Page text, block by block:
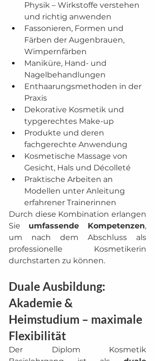
Physik – Wirkstoffe verstehen
und richtig anwenden
Fassonieren, Formen und
Färben der Augenbrauen,
Wimpernfärben
Maniküre, Hand- und
Nagelbehandlungen
Enthaarungsmethoden in der
Praxis
Dekorative Kosmetik und
typgerechtes Make-up
Produkte und deren
fachgerechte Anwendung
Kosmetische Massage von
Gesicht, Hals und Décolleté
Praktische Arbeiten an
Modellen unter Anleitung
erfahrener Trainerinnen
Durch diese Kombination erlangen
Sie umfassende Kompetenzen,
um nach dem Abschluss als
professionelle Kosmetikerin
durchstarten zu können.
Duale Ausbildung:
Akademie &
Heimstudium – maximale
Flexibilität
Der Diplom Kosmetik